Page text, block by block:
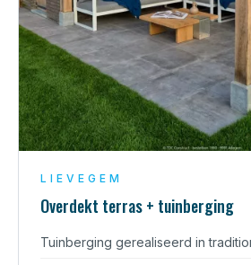
LIEVEGEM
Overdekt terras + tuinberging
Tuinberging gerealiseerd in